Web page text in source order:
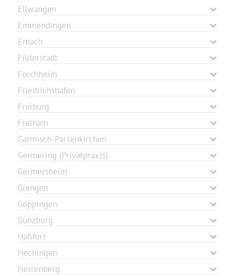
Ellwangen
Emmendingen
Erbach
Filderstadt
Forchheim
Friedrichshafen
Freiburg
Freiham
Garmisch-Partenkirchen
Germering (Privatpraxis)
Germersheim
Giengen
Göppingen
Günzburg
Haßfurt
Hechingen
Herrenberg